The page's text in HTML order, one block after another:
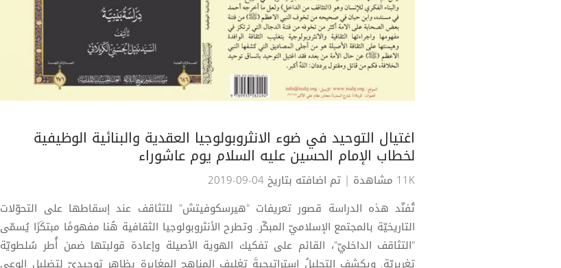
اغتيال التوحيد في ضوء الانثروبولوجيا العقدية والبنائية الوظيفية
لخطاب الإمام الحسين عليه السلام يوم عاشوراء
11K مشاهدة
| تم اضافته بتاريخ 04-09-2019
تُفنّد هذه الدراسة قصور تعريفات "هيرسكوفيتش" للتثاقف عند إسقاطها على التحوّلات
التاريخيّة بالمجتمع الإسلاميّ المبكّر. وتطرح الأنثروبولوجيا الثقافية هُنا مفهومًا مبتكَرًا يُسمّى
"التثاقف الداخليّ"، القائم على تفكيك الهوية الأصيلة وإعادة قولبتها ضمن أُطر سُلطويّة
تغريريّة. ويكشف التحليلُ استراتيجيةَ تغليف المناهج المغايرة بظاهرٍ توحيديّ لتضليل الوعي